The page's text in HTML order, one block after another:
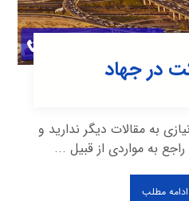
در جهاد
به مقالات دیگر ندارید و
به مواردی از قبیل ...
ادامه مطلب